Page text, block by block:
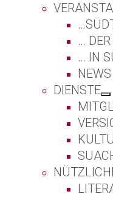
…
… IN
DIENSTE